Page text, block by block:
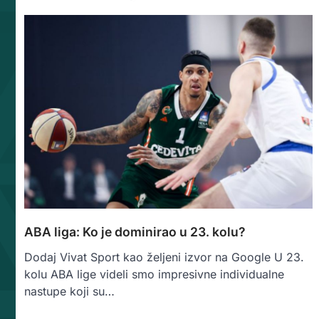
ABA liga: Ko je dominirao u 23. kolu?
Dodaj Vivat Sport kao željeni izvor na Google U 23.
kolu ABA lige videli smo impresivne individualne
nastupe koji su…